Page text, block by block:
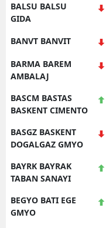
BALSU BALSU
GIDA
BANVT BANVIT
BARMA BAREM
AMBALAJ
BASCM BASTAS
BASKENT CIMENTO
BASGZ BASKENT
DOGALGAZ GMYO
BAYRK BAYRAK
TABAN SANAYI
BEGYO BATI EGE
GMYO